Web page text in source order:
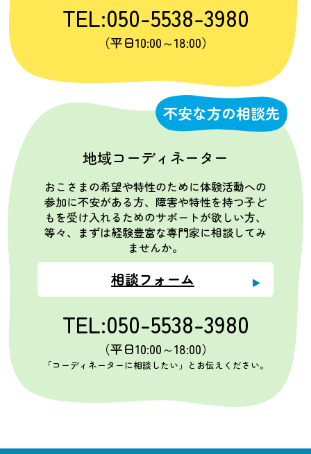
TEL:050-5538-3980
（平日10:00～18:00）
不安な方の相談先
地域コーディネーター
おこさまの希望や特性のために体験活動への
参加に不安がある方、障害や特性を持つ子ど
もを受け入れるためのサポートが欲しい方、
等々、まずは経験豊富な専門家に相談してみ
ませんか。
相談フォーム
TEL:050-5538-3980
（平日10:00～18:00）
「コーディネーターに相談したい」とお伝えください。